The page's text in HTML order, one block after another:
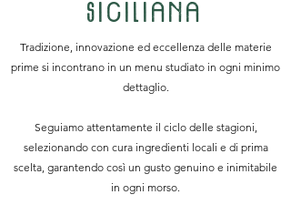
siciliana
Tradizione, innovazione ed eccellenza delle materie
prime si incontrano in un menu studiato in ogni minimo
dettaglio.
Seguiamo attentamente il ciclo delle stagioni,
selezionando con cura ingredienti locali e di prima
scelta, garantendo così un gusto genuino e inimitabile
in ogni morso.